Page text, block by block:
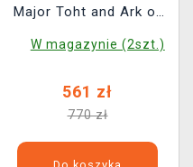
Major Toht and Ark of
Set (Mezco)
W magazynie (2szt.)
561 zł
770 zł